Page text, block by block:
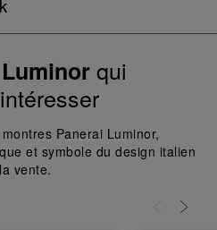
Luminorqui
Panerai Luminor,
et symbole du design italien
vente.
refuser », vous